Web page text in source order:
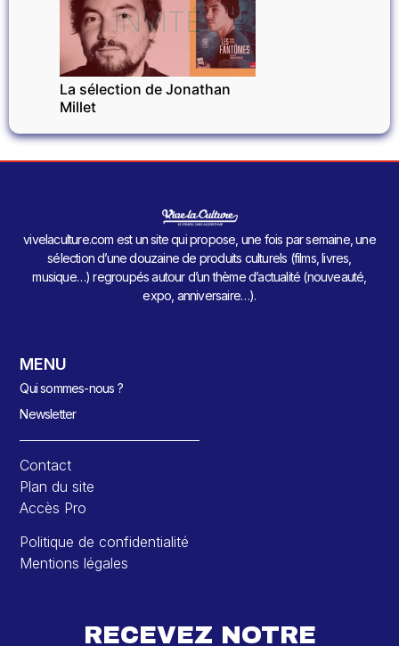
INVITÉ
La sélection de Jonathan
Millet
vivelaculture.com est un site qui propose, une fois par semaine, une
sélection d’une douzaine de produits culturels (films, livres,
musique…) regroupés autour d’un thème d’actualité (nouveauté,
expo, anniversaire…).
MENU
Qui sommes-nous ?
Newsletter
Contact
Plan du site
Accès Pro
Politique de confidentialité
Mentions légales
RECEVEZ NOTRE